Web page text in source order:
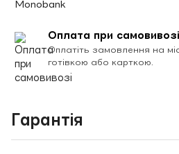
Оплата при самовивозі
Оплатіть замовлення на
готівкою або карткою.
Гарантія